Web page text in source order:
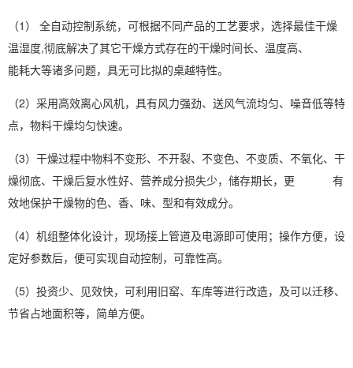
（1） 全自动控制系统，可根据不同产品的工艺要求，选择最佳干燥
温湿度,彻底解决了其它干燥方式存在的干燥时间长、温度高、
能耗大等诸多问题，具无可比拟的桌越特性。
（2）采用高效离心风机，具有风力强劲、送风气流均匀、噪音低等特
点，物料干燥均匀快速。
（3）干燥过程中物料不变形、不开裂、不变色、不变质、不氧化、干
燥彻底、干燥后复水性好、营养成分损失少，储存期长，更 有
效地保护干燥物的色、香、味、型和有效成分。
（4）机组整体化设计，现场接上管道及电源即可使用；操作方便，设
定好参数后，便可实现自动控制，可靠性高。
（5）投资少、见效快，可利用旧窑、车库等进行改造，及可以迁移、
节省占地面积等，简单方便。